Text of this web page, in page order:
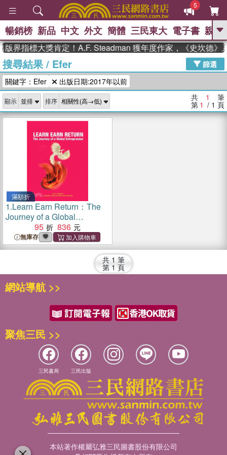
5
GO
The Odyssey 、
父親節 、 如果歷史是一群喵 、 暑期
推薦 、 國際布克獎 臺灣漫遊錄
念華 、 台灣的李登輝時代 、 數學女
孩：黎曼猜想
偉大的迷走神經
暢銷榜 新品 中文 外文 簡體 三民東大 電子書 親子
界指標大獎肯定！A.F. Steadman 獲年度作家，《史坎德》
搜尋結果/ Efer
篩選
關鍵字：Efer
出版日期:2017年以前
顯示 排序 共 1 筆
第 1 / 1 頁
滿額折
1.Learn Earn Return：The
Journey of a Global
Entrepreneur
95 836
無庫存
共 1 筆
第 1 頁
網站導航 >>
聚焦三民 >>
三民書局 三民出版
本站著作權屬弘雅三民圖書股份有限公司